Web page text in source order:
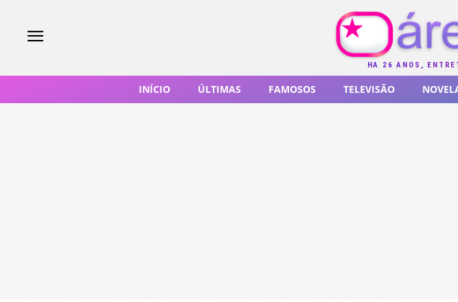
HÁ 26 ANOS,
INÍCIO ÚLTIMAS FAMOSOS TELEVISÃO